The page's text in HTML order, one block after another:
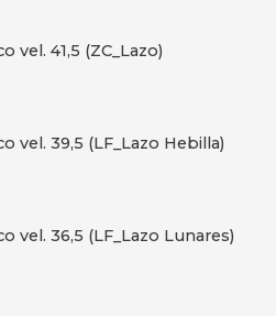
vel. 41,5 (ZC_Lazo)
vel. 39,5 (LF_Lazo Hebilla)
vel. 36,5 (LF_Lazo Lunares)